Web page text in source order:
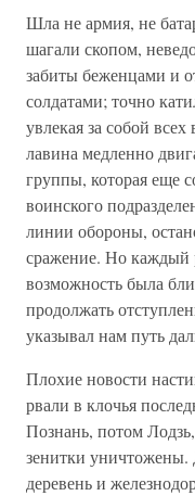
Шла не армия, не
шагали скопом,
забиты беженцами и
солдатами; точно
увлекая за собой
лавина медленно
группы, которая еще
воинского
линии обороны,
сражение. Но каждый
возможность была
продолжать
указывал нам путь
Плохие новости
рвали в клочья
Познань, потом
зенитки
деревень и